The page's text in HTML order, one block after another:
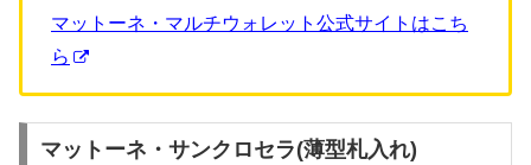
マットーネ・マルチウォレット公式サイトはこち
ら
マットーネ・サンクロセラ(薄型札入れ)